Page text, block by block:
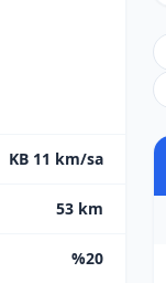
KB 11 km/sa
53 km
%20